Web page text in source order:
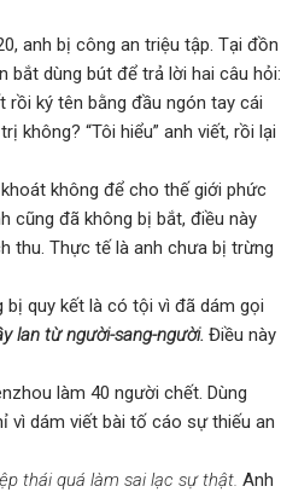
anh bị công an triệu tập. Tại đồn
dùng bút để trả lời hai câu hỏi:
rồi ký tên bằng đầu ngón tay cái
không? “Tôi hiểu” anh viết, rồi lại
không để cho thế giới phức
cũng đã không bị bắt, điều này
thu. Thực tế là anh chưa bị trừng
bị quy kết là có tội vì đã dám gọi
lan từ người-sang-người. Điều này
làm 40 người chết. Dùng
vì dám viết bài tố cáo sự thiếu an
thái quá làm sai lạc sự thật. Anh